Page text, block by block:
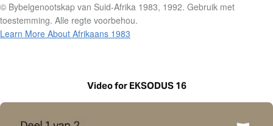
© Bybelgenootskap van Suid-Afrika 1983, 1992. Gebruik met
toestemming. Alle regte voorbehou.
Learn More About Afrikaans 1983
Video for EKSODUS 16